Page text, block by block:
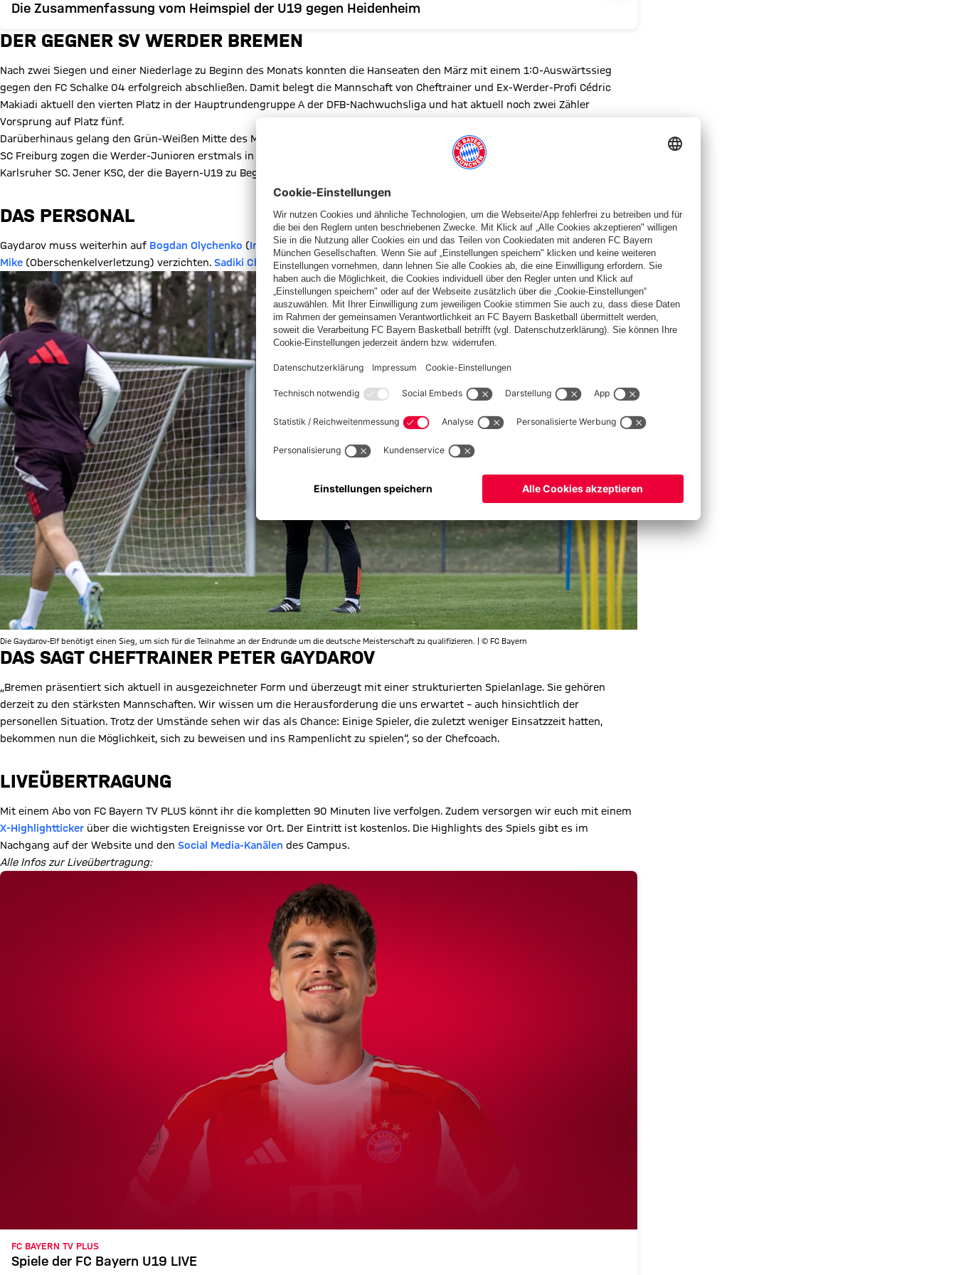
Die Zusammenfassung vom Heimspiel der U19 gegen Heidenheim
DER GEGNER SV WERDER BREMEN
Nach zwei Siegen und einer Niederlage zu Beginn des Monats konnten die Hanseaten den März mit einem 1:0-Auswärtssieg
gegen den FC Schalke 04 erfolgreich abschließen. Damit belegt die Mannschaft von Cheftrainer und Ex-Werder-Profi Cédric
Makiadi aktuell den vierten Platz in der Hauptrundengruppe A der DFB-Nachwuchsliga und hat aktuell noch zwei Zähler
Vorsprung auf Platz fünf.
Darüberhinaus gelang den Grün-Weißen Mitte des Monats Historisches: Dank eines überzeugenden 5:1-Auswärtserfolgs beim
SC Freiburg zogen die Werder-Junioren erstmals in der Geschichte ins DFB-Pokalfinale der Junioren ein. Gegner dort: der
Karlsruher SC. Jener KSC, der die Bayern-U19 zu Beginn der Saison in der ersten Pokalrunde ausschaltete (5:6 n. E.).
DAS PERSONAL
Gaydarov muss weiterhin auf Bogdan Olychenko (Innenbandverletzung),Max Mergner(Sprunggelenksverletzung) undWisdom
Mike (Oberschenkelverletzung) verzichten. Sadiki Chemworist hingegen wieder genesen.
Die Gaydarov-Elf benötigt einen Sieg, um sich für die Teilnahme an der Endrunde um die deutsche Meisterschaft zu qualifizieren. | © FC Bayern
DAS SAGT CHEFTRAINER PETER GAYDAROV
„Bremen präsentiert sich aktuell in ausgezeichneter Form und überzeugt mit einer strukturierten Spielanlage. Sie gehören
derzeit zu den stärksten Mannschaften. Wir wissen um die Herausforderung die uns erwartet – auch hinsichtlich der
personellen Situation. Trotz der Umstände sehen wir das als Chance: Einige Spieler, die zuletzt weniger Einsatzzeit hatten,
bekommen nun die Möglichkeit, sich zu beweisen und ins Rampenlicht zu spielen“, so der Chefcoach.
LIVEÜBERTRAGUNG
Mit einem Abo von FC Bayern TV PLUS könnt ihr die kompletten 90 Minuten live verfolgen. Zudem versorgen wir euch mit einem
X-Highlightticker über die wichtigsten Ereignisse vor Ort. Der Eintritt ist kostenlos. Die Highlights des Spiels gibt es im
Nachgang auf der Website und den Social Media-Kanälen des Campus.
Alle Infos zur Liveübertragung:
FC BAYERN TV PLUS
Spiele der FC Bayern U19 LIVE